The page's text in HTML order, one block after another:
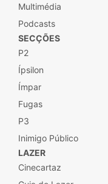
Multimédia
Podcasts
SECÇÕES
P2
Ípsilon
Ímpar
Fugas
P3
Inimigo Público
LAZER
Cinecartaz